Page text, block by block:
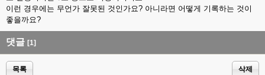
이런 경우에는 무언가 잘못된 것인가요? 아니라면 어떻게 기록하는 것이
좋을까요?
댓글 [1]
목록 삭제